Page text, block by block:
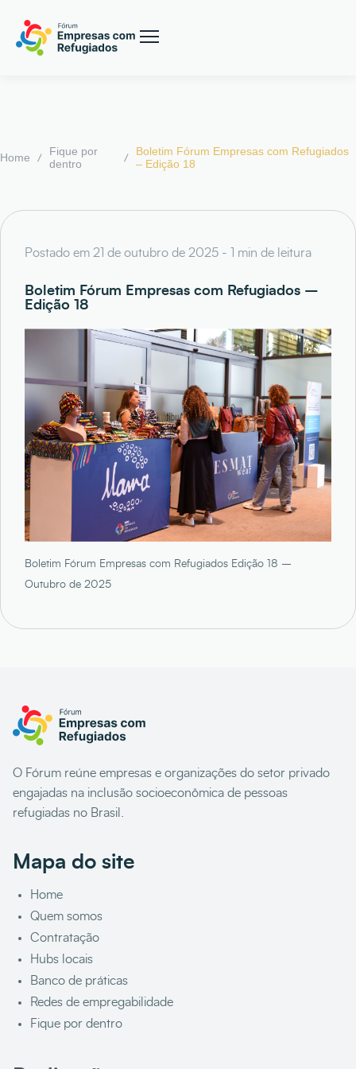
Home /
Fique por
dentro
/
Boletim Fórum Empresas com Refugiados
– Edição 18
Postado em 21 de outubro de 2025 - 1 min de leitura
Boletim Fórum Empresas com Refugiados –
Edição 18
Boletim Fórum Empresas com Refugiados Edição 18 –
Outubro de 2025
O Fórum reúne empresas e organizações do setor privado
engajadas na inclusão socioeconômica de pessoas
refugiadas no Brasil.
Mapa do site
Home
Quem somos
Contratação
Hubs locais
Banco de práticas
Redes de empregabilidade
Fique por dentro